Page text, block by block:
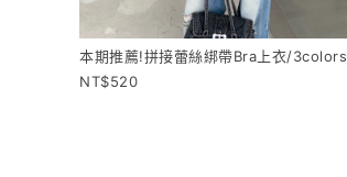
本期推薦!拼接蕾絲綁帶Bra上衣/3colors
520